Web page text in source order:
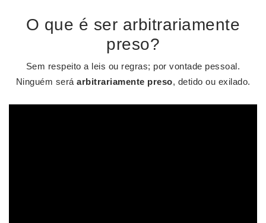
O que é ser arbitrariamente
preso?
Sem respeito a leis ou regras; por vontade pessoal.
Ninguém será arbitrariamente preso, detido ou exilado.